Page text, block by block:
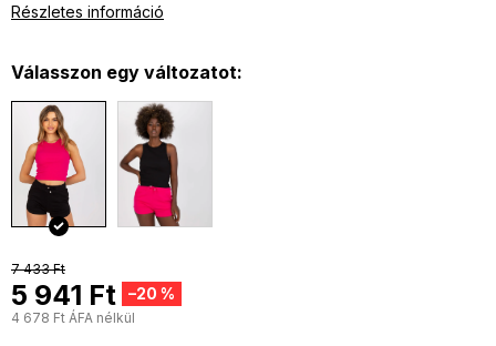
7 433 Ft
–20 %
5 941 Ft
4 678 Ft ÁFA nélkül
Részletes információ
Válasszon egy változatot: